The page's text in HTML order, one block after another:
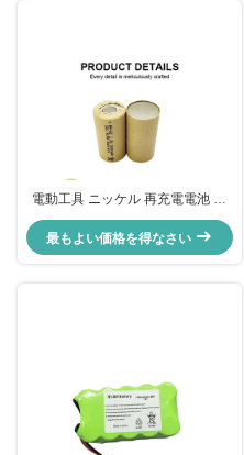
電動工具 ニッケル 再充電電池 高
放電 1.2V 3000mah Nimh電池
最もよい価格を得なさい